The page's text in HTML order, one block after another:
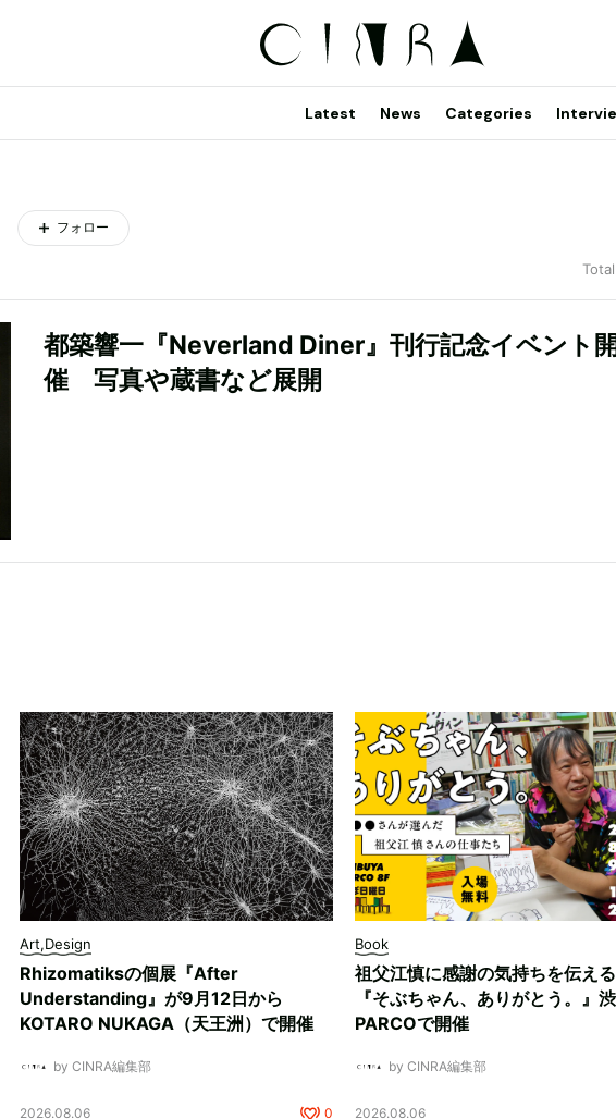
Latest News Categories
フォロー
都築響一『Neverland Diner』刊行記念イベント
催 写真や蔵書など展開
Art,Design
Rhizomatiksの個展『After
Understanding』が9月12日から
KOTARO NUKAGA（天王洲）で開催
by CINRA編集部
2026.08.06 0
Book
祖父江慎に感謝の気持ちを伝え
『そぶちゃん、ありがとう。』
PARCOで開催
by CINRA編集部
2026.08.06